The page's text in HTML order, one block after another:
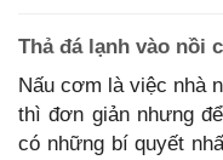
Thả đá lạnh vào nồi
Nấu cơm là việc nhà
thì đơn giản nhưng
có những bí quyết